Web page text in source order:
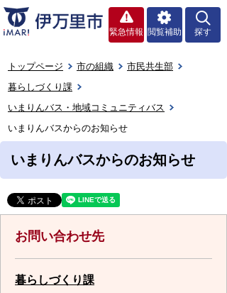
緊急情報 閲覧補助 探す
トップページ 市の組織
市民共生部
暮らしづくり課
いまりんバス・地域コミュニティバス
いまりんバスからのお知らせ
いまりんバスからのお知らせ
お問い合わせ先
暮らしづくり課